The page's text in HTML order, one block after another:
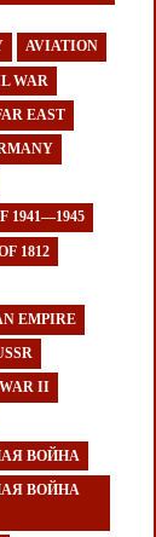
AVIATION
WAR
EAST
1941—1945
1812
EMPIRE
II
ВОЙНА
ВОЙНА